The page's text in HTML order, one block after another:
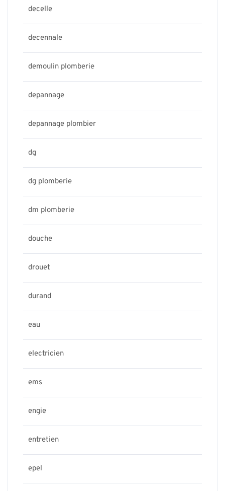
decelle
decennale
demoulin plomberie
depannage
depannage plombier
dg
dg plomberie
dm plomberie
douche
drouet
durand
eau
electricien
ems
engie
entretien
epel